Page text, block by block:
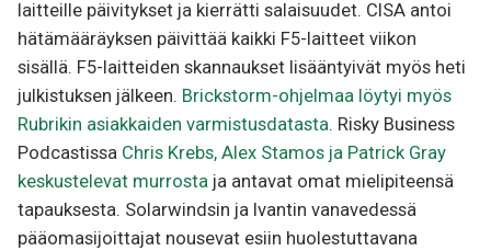
laitteille päivitykset ja kierrätti salaisuudet. CISA antoi
hätämääräyksen päivittää kaikki F5-laitteet viikon
sisällä. F5-laitteiden skannaukset lisääntyivät myös heti
julkistuksen jälkeen. Brickstorm-ohjelmaa löytyi myös
Rubrikin asiakkaiden varmistusdatasta. Risky Business
Podcastissa Chris Krebs, Alex Stamos ja Patrick Gray
keskustelevat murrosta ja antavat omat mielipiteensä
tapauksesta. Solarwindsin ja Ivantin vanavedessä
pääomasijoittajat nousevat esiin huolestuttavana